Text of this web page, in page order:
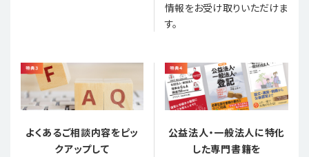
情報をお受け取りいただけま
す。
よくあるご相談内容をピッ
クアップして
公益法人・一般法人に特化
した専門書籍を